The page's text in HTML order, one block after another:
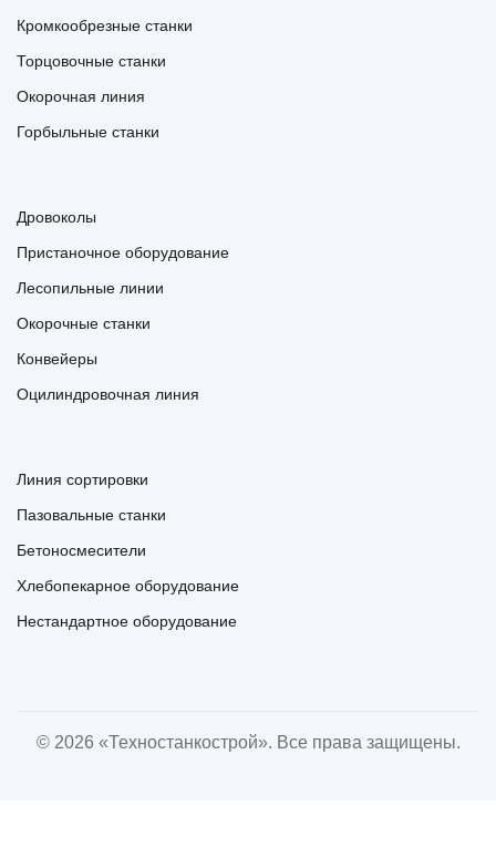
Кромкообрезные станки
Торцовочные станки
Окорочная линия
Горбыльные станки
Дровоколы
Пристаночное оборудование
Лесопильные линии
Окорочные станки
Конвейеры
Оцилиндровочная линия
Линия сортировки
Пазовальные станки
Бетоносмесители
Хлебопекарное оборудование
Нестандартное оборудование
© 2026 «Техностанкострой». Все права защищены.